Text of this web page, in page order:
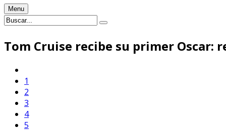
Menu
Tom Cruise recibe su primer
1
2
3
4
5